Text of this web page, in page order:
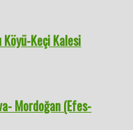
Keçi Kalesi
Mordoğan (Efes-